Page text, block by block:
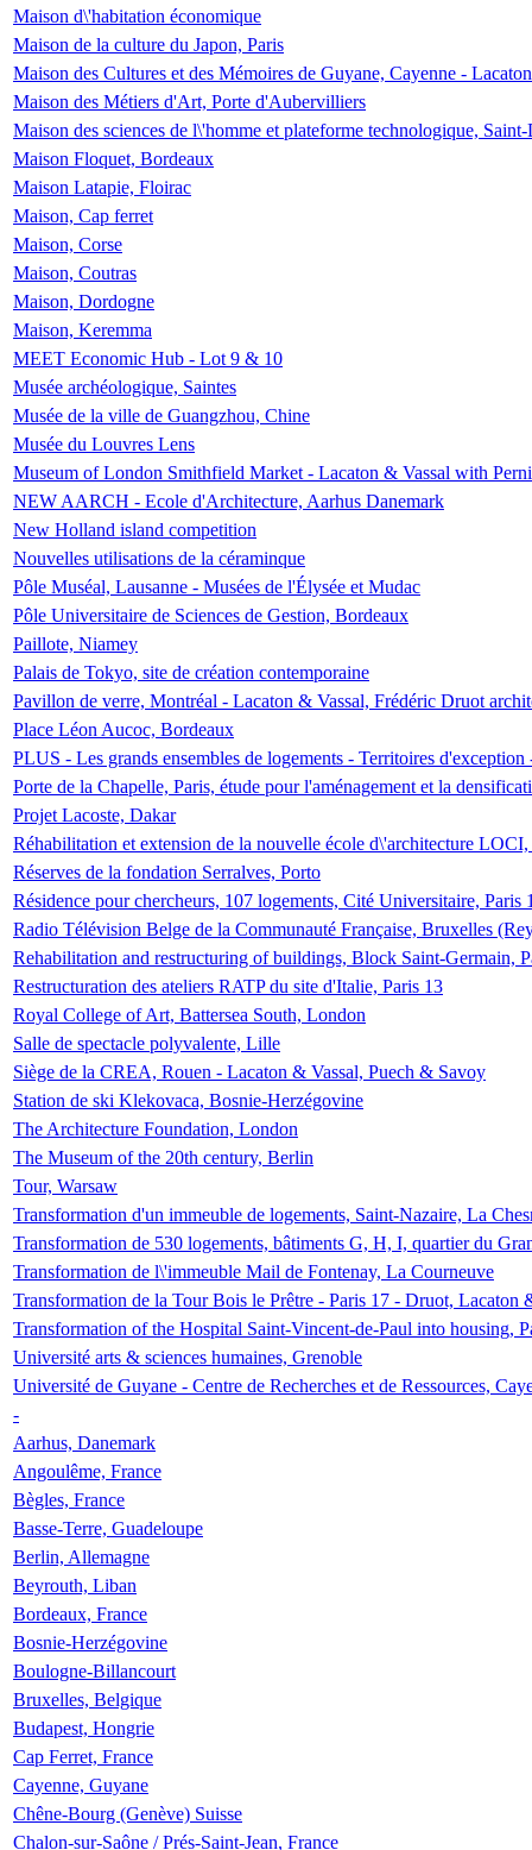
Maison d\'habitation économique
Maison de la culture du Japon, Paris
Maison des Cultures et des Mémoires de Guyane, Cayenne -
Maison des Métiers d'Art, Porte d'Aubervilliers
Maison des sciences de l\'homme et plateforme technologique,
Maison Floquet, Bordeaux
Maison Latapie, Floirac
Maison, Cap ferret
Maison, Corse
Maison, Coutras
Maison, Dordogne
Maison, Keremma
MEET Economic Hub - Lot 9 & 10
Musée archéologique, Saintes
Musée de la ville de Guangzhou, Chine
Musée du Louvres Lens
Museum of London Smithfield Market - Lacaton & Vassal with
NEW AARCH - Ecole d'Architecture, Aarhus Danemark
New Holland island competition
Nouvelles utilisations de la céraminque
Pôle Muséal, Lausanne - Musées de l'Élysée et Mudac
Pôle Universitaire de Sciences de Gestion, Bordeaux
Paillote, Niamey
Palais de Tokyo, site de création contemporaine
Pavillon de verre, Montréal - Lacaton & Vassal, Frédéric Druot
Place Léon Aucoc, Bordeaux
PLUS - Les grands ensembles de logements - Territoires
Porte de la Chapelle, Paris, étude pour l'aménagement et la
Projet Lacoste, Dakar
Réhabilitation et extension de la nouvelle école d\'architecture
Réserves de la fondation Serralves, Porto
Résidence pour chercheurs, 107 logements, Cité Universitaire, Paris
Radio Télévision Belge de la Communauté Française, Bruxelles
Rehabilitation and restructuring of buildings, Block Saint-Germain,
Restructuration des ateliers RATP du site d'Italie, Paris 13
Royal College of Art, Battersea South, London
Salle de spectacle polyvalente, Lille
Siège de la CREA, Rouen - Lacaton & Vassal, Puech & Savoy
Station de ski Klekovaca, Bosnie-Herzégovine
The Architecture Foundation, London
The Museum of the 20th century, Berlin
Tour, Warsaw
Transformation d'un immeuble de logements, Saint-Nazaire, La
Transformation de 530 logements, bâtiments G, H, I, quartier du
Transformation de l\'immeuble Mail de Fontenay, La Courneuve
Transformation de la Tour Bois le Prêtre - Paris 17 - Druot, Lacaton
Transformation of the Hospital Saint-Vincent-de-Paul into housing,
Université arts & sciences humaines, Grenoble
Université de Guyane - Centre de Recherches et de Ressources,
-
Aarhus, Danemark
Angoulême, France
Bègles, France
Basse-Terre, Guadeloupe
Berlin, Allemagne
Beyrouth, Liban
Bordeaux, France
Bosnie-Herzégovine
Boulogne-Billancourt
Bruxelles, Belgique
Budapest, Hongrie
Cap Ferret, France
Cayenne, Guyane
Chêne-Bourg (Genève) Suisse
Chalon-sur-Saône / Prés-Saint-Jean, France